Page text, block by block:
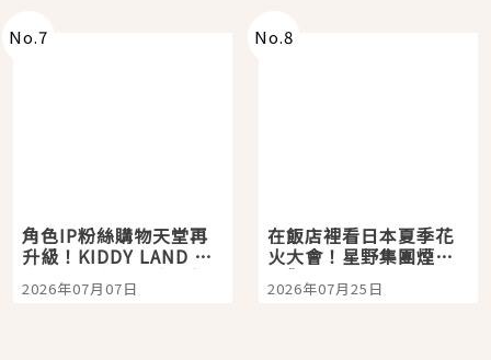
No.7
角色IP粉絲購物天堂再
升級！KIDDY LAND 原
宿店吉伊卡哇迎客，新
開幕 OMOKADO 店3分
2026年07月07日
No.8
在飯店裡看日本夏季花
火大會！星野集團煙火
景觀飯店6選，讓你不用
人擠人悠閒欣賞
2026年07月25日